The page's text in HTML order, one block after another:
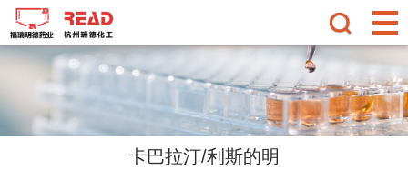
卡巴拉汀/利斯的明